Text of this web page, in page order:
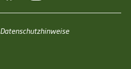
Datenschutzhinweise